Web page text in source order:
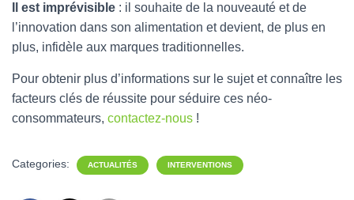
Il est imprévisible : il souhaite de la nouveauté et de
l’innovation dans son alimentation et devient, de plus en
plus, infidèle aux marques traditionnelles.
Pour obtenir plus d’informations sur le sujet et connaître les
facteurs clés de réussite pour séduire ces néo-
consommateurs, contactez-nous !
Categories: ACTUALITÉS INTERVENTIONS